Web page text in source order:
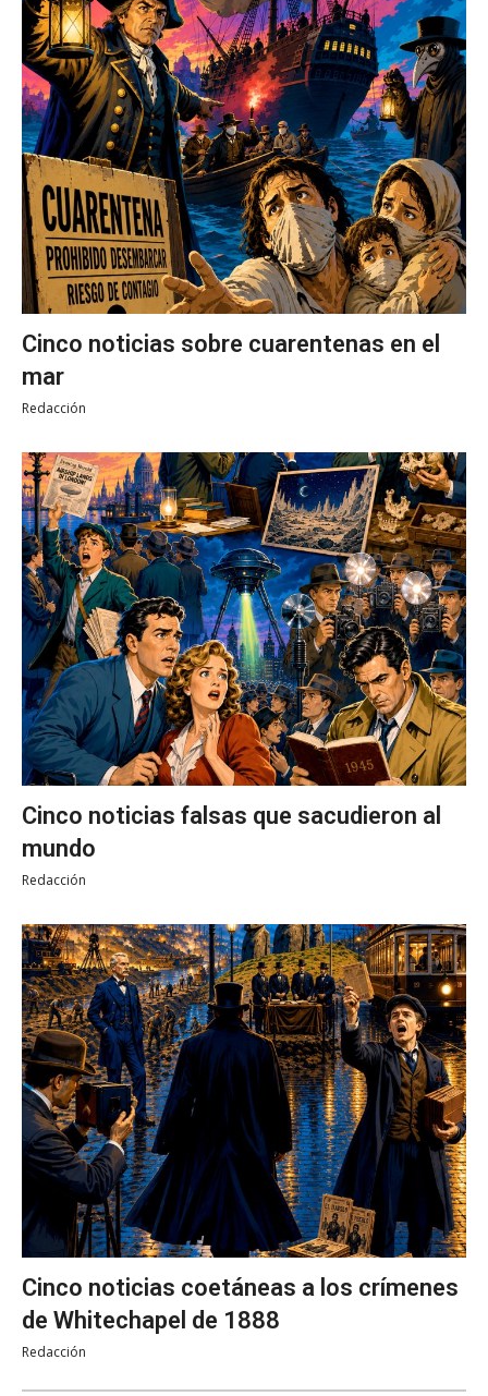
Cinco noticias sobre cuarentenas en el
mar
Redacción
Cinco noticias falsas que sacudieron al
mundo
Redacción
Cinco noticias coetáneas a los crímenes
de Whitechapel de 1888
Redacción